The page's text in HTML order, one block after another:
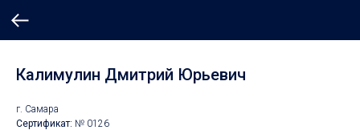
Калимулин Дмитрий Юрьевич
г. Самара
Сертификат: № 0126